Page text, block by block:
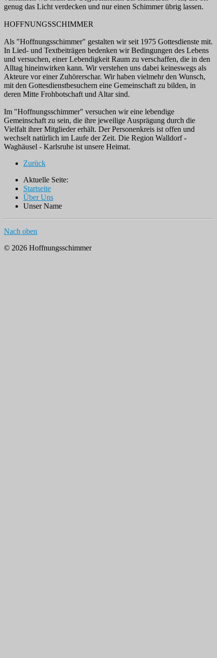
genug das Licht verdecken und nur einen Schimmer übrig lassen.
HOFFNUNGSSCHIMMER
Als "Hoffnungsschimmer" gestalten wir seit 1975 Gottesdienste mit.
In Lied- und Textbeiträgen bedenken wir Bedingungen des Lebens
und versuchen, einer Lebendigkeit Raum zu verschaffen, die in den
Alltag hineinwirken kann. Wir verstehen uns dabei keineswegs als
Akteure vor einer Zuhörerschar. Wir haben vielmehr den Wunsch,
mit den Gottesdienstbesuchern eine Gemeinschaft zu bilden, in
deren Mitte Frohbotschaft und Altar sind.
Im "Hoffnungsschimmer" versuchen wir eine lebendige
Gemeinschaft zu sein, die ihre jeweilige Ausprägung durch die
Vielfalt ihrer Mitglieder erhält. Der Personenkreis ist offen und
wechselt natürlich im Laufe der Zeit. Die Region Walldorf -
Waghäusel - Karlsruhe ist unsere Heimat.
Zurück
Aktuelle Seite:
Startseite
Über Uns
Unser Name
Nach oben
© 2026 Hoffnungsschimmer